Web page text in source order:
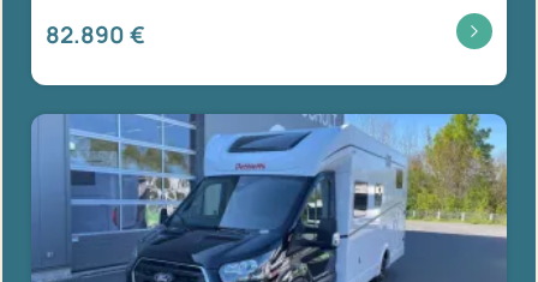
82.890 €